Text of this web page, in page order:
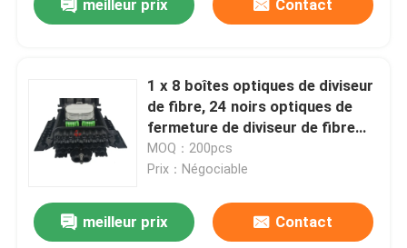
meilleur prix Contact
1 x 8 boîtes optiques de diviseur
de fibre, 24 noirs optiques de
fermeture de diviseur de fibre
des ports pp
MOQ：200pcs
Prix：Négociable
meilleur prix Contact